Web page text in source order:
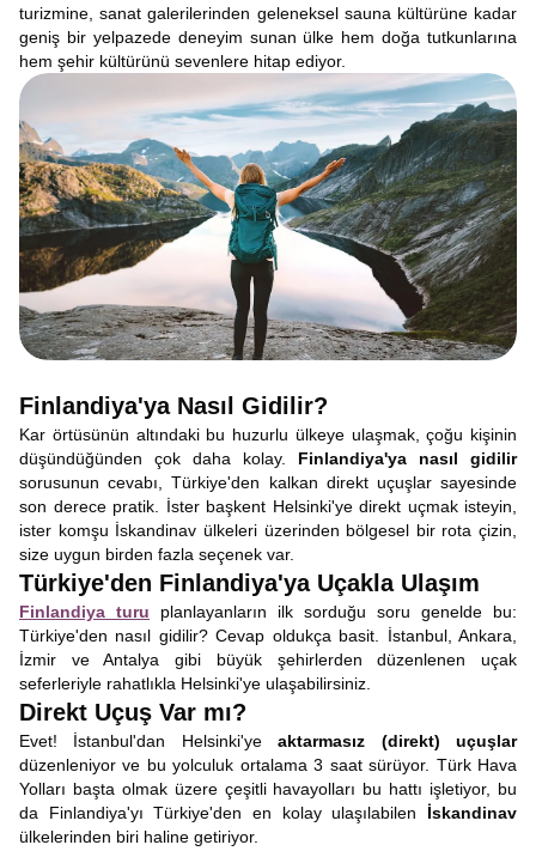
turizmine, sanat galerilerinden geleneksel sauna kültürüne kadar
geniş bir yelpazede deneyim sunan ülke hem doğa tutkunlarına
hem şehir kültürünü sevenlere hitap ediyor.
Finlandiya'ya Nasıl Gidilir?
Kar örtüsünün altındaki bu huzurlu ülkeye ulaşmak, çoğu kişinin
düşündüğünden çok daha kolay. Finlandiya'ya nasıl gidilir
sorusunun cevabı, Türkiye'den kalkan direkt uçuşlar sayesinde
son derece pratik. İster başkent Helsinki'ye direkt uçmak isteyin,
ister komşu İskandinav ülkeleri üzerinden bölgesel bir rota çizin,
size uygun birden fazla seçenek var.
Türkiye'den Finlandiya'ya Uçakla Ulaşım
Finlandiya turu planlayanların ilk sorduğu soru genelde bu:
Türkiye'den nasıl gidilir? Cevap oldukça basit. İstanbul, Ankara,
İzmir ve Antalya gibi büyük şehirlerden düzenlenen uçak
seferleriyle rahatlıkla Helsinki'ye ulaşabilirsiniz.
Direkt Uçuş Var mı?
Evet! İstanbul'dan Helsinki'yeaktarmasız (direkt) uçuşlar
düzenleniyor ve bu yolculuk ortalama 3 saat sürüyor. Türk Hava
Yolları başta olmak üzere çeşitli havayolları bu hattı işletiyor, bu
da Finlandiya'yı Türkiye'den en kolay ulaşılabilen İskandinav
ülkelerinden biri haline getiriyor.